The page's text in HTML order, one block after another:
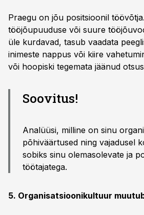
Praegu on jõu positsioonil
tööjõupuuduse või suure
üle kurdavad, tasub vaadata
inimeste nappus või kiire
või hoopiski tegemata jäänud
Soovitus!
Analüüsi, milline on sinu
põhiväärtused ning vajadusel
sobiks sinu olemasolevate ja
töötajatega.
5. Organisatsioonikultuur